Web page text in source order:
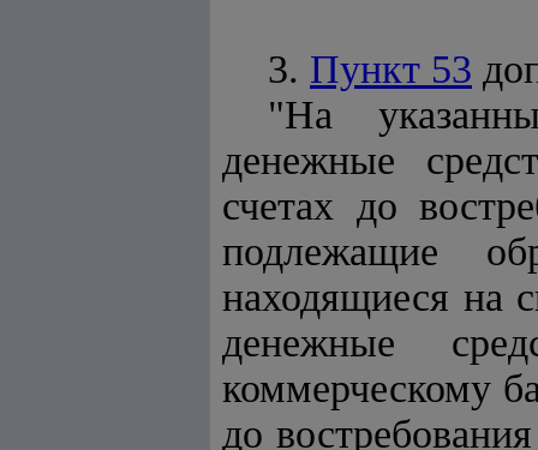
3. Пункт 53
"На
денежные
счетах до
подлежащие
находящиеся на
денежные
коммерческому
до